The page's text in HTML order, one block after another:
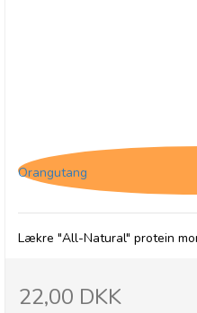
Orangutang
Lækre "All-Natural" protein
22,00 DKK